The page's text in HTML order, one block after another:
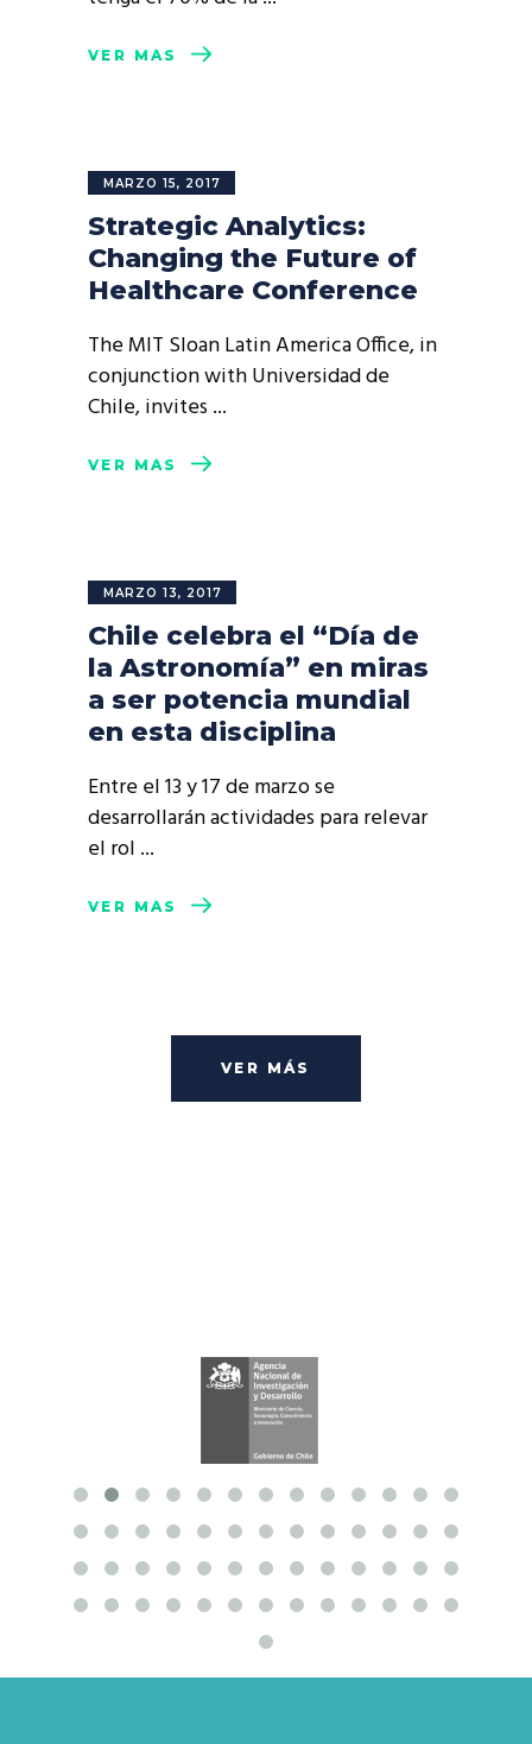
VER MÁS
MARZO 15, 2017
Strategic Analytics:
Changing the Future of
Healthcare Conference
The MIT Sloan Latin America Office, in
conjunction with Universidad de
Chile, invites
VER MÁS
MARZO 13, 2017
Chile celebra el “Día de
la Astronomía” en miras
a ser potencia mundial
en esta disciplina
Entre el 13 y 17 de marzo se
desarrollarán actividades para relevar
el rol
VER MÁS
VER MÁS